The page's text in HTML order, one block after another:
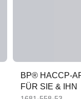
BP® HACCP-
FÜR SIE & IHN